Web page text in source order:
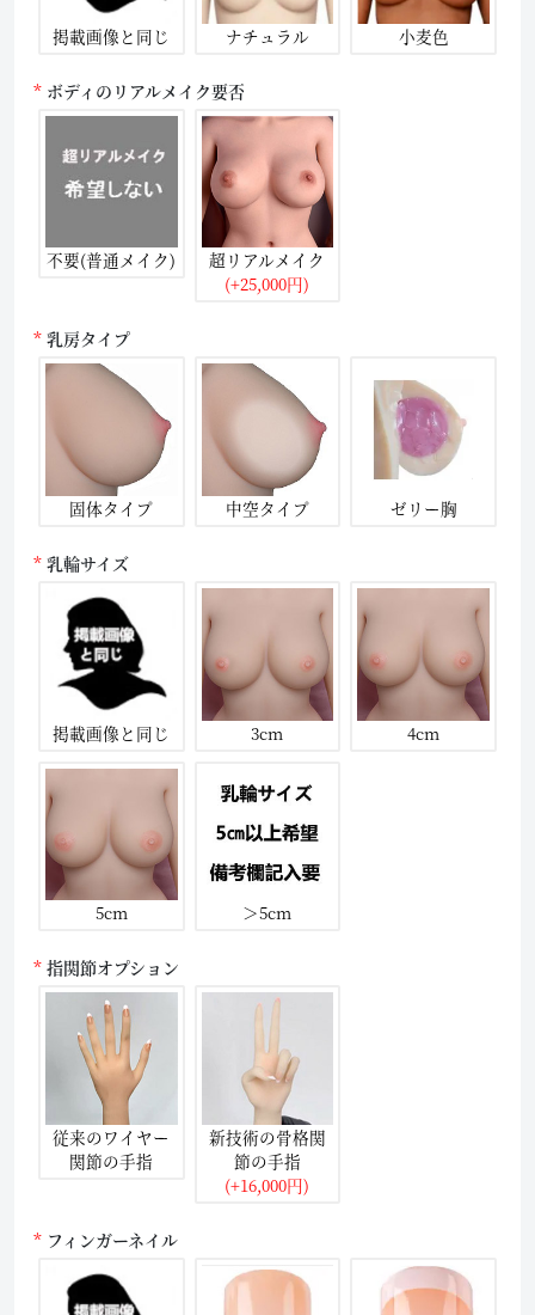
掲載画像と同じ ナチュラル 小麦色
ボディのリアルメイク要否
不要(普通メイク)
超リアルメイク
(+25,000円)
乳房タイプ
固体タイプ 中空タイプ ゼリー胸
乳輪サイズ
掲載画像と同じ 3cm 4cm
5cm ＞5cm
指関節オプション
従来のワイヤー
関節の手指
新技術の骨格関
節の手指
(+16,000円)
フィンガーネイル